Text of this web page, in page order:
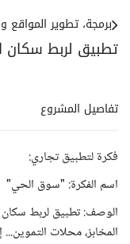
تطبيق لربط سكان
برمجة، تطوير المواقع
تفاصيل المشروع
فكرة لتطبيق تجاري:
اسم الفكرة: "سوق الحي"
الوصف: تطبيق لربط سكان
المخابز، محلات التموين...